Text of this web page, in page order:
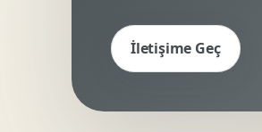
İletişime Geç